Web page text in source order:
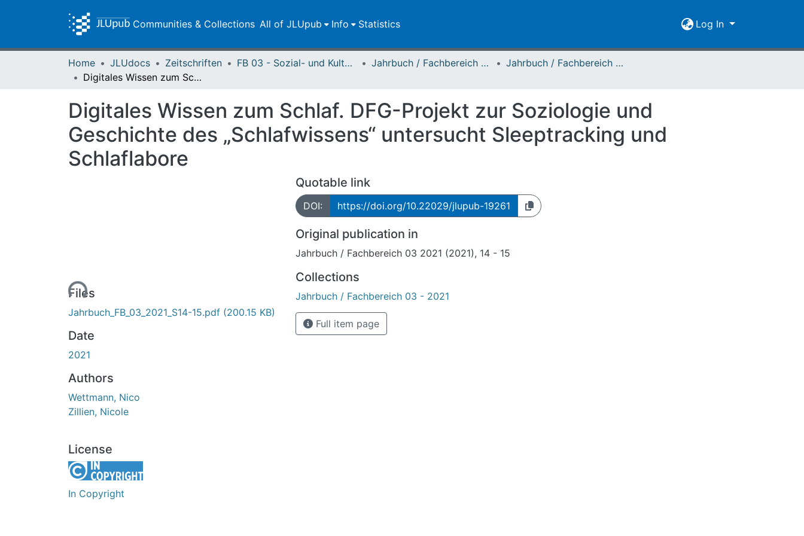
Communities & Collections All of JLUpub Info Statistics Log In
Home JLUdocs Zeitschriften FB 03 - Sozial- und Kulturwissenschaften Jahrbuch / Fachbereich 03, Justus-Liebig-Universität Gießen
Jahrbuch / Fachbereich 03 - 2021
Digitales Wissen zum Schlaf. DFG-Projekt zur Soziologie und Geschichte des „Schlafwissens“ untersucht Sleeptracking und Schlaflabore
Digitales Wissen zum Schlaf. DFG-Projekt zur Soziologie und
Geschichte des „Schlafwissens“ untersucht Sleeptracking und
Schlaflabore
Loading...
Files
Jahrbuch_FB_03_2021_S14-15.pdf (200.15 KB)
Date
2021
Authors
Wettmann, Nico
Zillien, Nicole
License
In Copyright
Quotable link
DOI: https://doi.org/10.22029/jlupub-19261
Original publication in
Jahrbuch / Fachbereich 03 2021 (2021), 14 - 15
Collections
Jahrbuch / Fachbereich 03 - 2021
Full item page